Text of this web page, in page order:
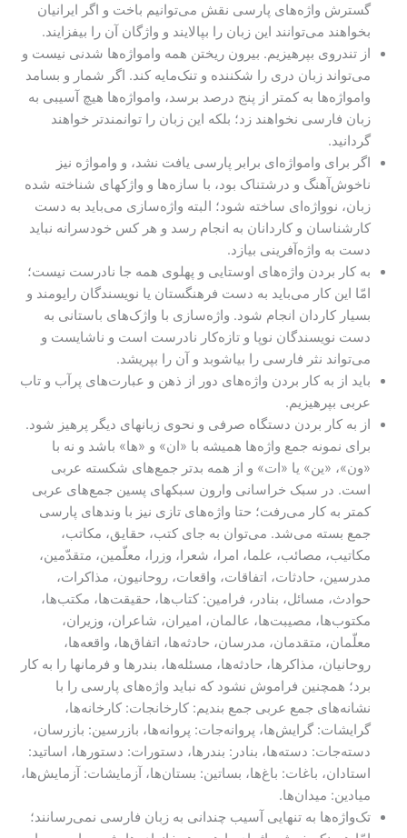
گسترش واژه‌های پارسی نقش می‌توانیم باخت و اگر ایرانیان
بخواهند می‌توانند این زبان را بپالایند و واژگان آن را بیفزایند.
از تندروی بپرهیزیم. بیرون ریختن همه وامواژه‌ها شدنی نیست و
می‌تواند زبان دری را شکننده و تنک‌مایه کند. اگر شمار و بسامد
وامواژه‌ها به کمتر از پنج درصد برسد، وامواژه‌ها هیچ آسیبی به
زبان فارسی نخواهند زد؛ بلکه این زبان را توانمندتر خواهند
گردانید.
اگر برای وامواژه‌ای برابر پارسی یافت نشد، و وامواژه‌ نیز
ناخوش‌آهنگ و درشتناک بود، با سازه‌ها و واژکهای شناخته شده
زبان، نوواژه‌ای ساخته شود؛ البته واژه‌سازی می‌باید به دست
کارشناسان و کاردانان به انجام رسد و هر کس خودسرانه نباید
دست به واژه‌آفرینی بیازد.
به کار بردن واژه‌های اوستایی و پهلوی همه جا نادرست نیست؛
امّا این کار می‌باید به دست فرهنگستان یا نویسندگان رایومند و
بسیار کاردان انجام شود. واژه‌سازی با واژک‌های باستانی به
دست نویسندگان نوپا و تازه‌کار نادرست است و ناشایست و
می‌تواند نثر فارسی را بیاشوبد و آن را بپریشد.
باید از به کار بردن واژه‌های دور از ذهن و عبارت‌های پرآب و تاب
عربی بپرهیزیم.
از به کار بردن دستگاه صرفی و نحوی زبانهای دیگر پرهیز شود.
برای نمونه جمع واژه‌ها همیشه با «ان» و «ها» باشد و نه با
«ون»، «ین» یا «ات» و از همه بدتر جمع‌های شکسته عربی
است. در سبک خراسانی وارون سبکهای پسین جمع‌های عربی
کمتر به کار می‌رفت؛ حتا واژه‌های تازی نیز با وندهای پارسی
جمع بسته می‌شد. می‌توان به جای کتب، حقایق، مکاتب،
مکاتیب، مصائب، علما، امرا، شعرا، وزرا، معلّمین، متقدّمین،
مدرسین، حادثات، اتفاقات، واقعات، روحانیون، مذاکرات،
حوادث، مسائل، بنادر، فرامین: کتاب‌ها، حقیقت‌ها، مکتب‌ها،
مکتوب‌ها، مصیبت‌ها، عالمان، امیران، شاعران، وزیران،
معلّمان، متقدمان، مدرسان، حادثه‌ها، اتفاق‌ها، واقعه‌ها،
روحانیان، مذاکرها، حادثه‌ها، مسئله‌ها، بندرها و فرمانها را به کار
‌برد؛ همچنین فراموش نشود که نباید واژه‌های پارسی را با
نشانه‌های جمع عربی جمع بندیم: کارخانجات: کارخانه‌ها،
گرایشات: گرایش‌ها، پروانه‌جات: پروانه‌ها، بازرسین: بازرسان،
دسته‌جات: دسته‌ها، بنادر: بندرها، دستورات: دستورها، اساتید:
استادان، باغات: باغ‌ها، بساتین: بستان‌ها، آزمایشات: آزمایش‌ها،
میادین: میدان‌ها.
تک‌واژه‌ها به تنهایی آسیب چندانی به زبان فارسی نمی‌رسانند؛